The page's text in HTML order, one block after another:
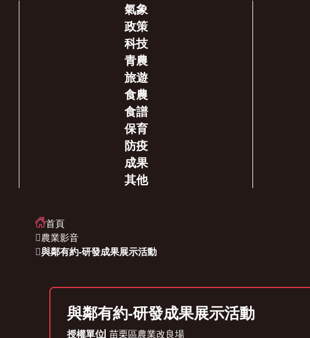
氣象
政策
科技
青農
旅遊
食農
食譜
保育
防疫
成果
其他
首頁
農業影音
與鄰有約-研發成果展示活動
與鄰有約-研發成果展示活動
授權單位 苗栗區農業改良場